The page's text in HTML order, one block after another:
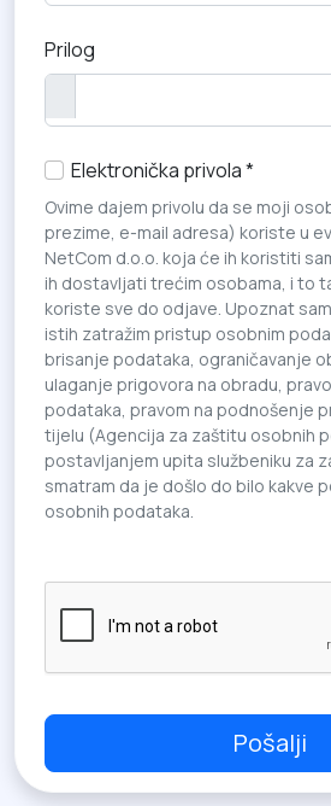
Prilog
Elektronička privola *
Ovime dajem privolu da se moji
prezime, e-mail adresa) koriste u
NetCom d.o.o. koja će ih koristiti
ih dostavljati trećim osobama, i to
koriste sve do odjave. Upoznat
istih zatražim pristup osobnim
brisanje podataka, ograničavanje
ulaganje prigovora na obradu,
podataka, pravom na podnošenje
tijelu (Agencija za zaštitu osobnih
postavljanjem upita službeniku za
smatram da je došlo do bilo kakve
osobnih podataka.
Pošalji